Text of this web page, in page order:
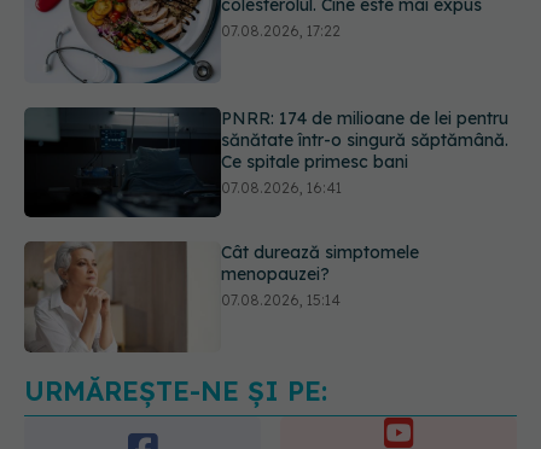
PNRR: 174 de milioane de lei pentru
sănătate într-o singură săptămână.
Cât durează simptomele
menopauzei?
07.08.2026, 15:14
EXCLUSIV Cancerele care pot fi
prevenite. Dr. Sorin Bogdan
URMĂREȘTE-NE ȘI PE: